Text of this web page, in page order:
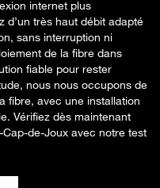
internet plus
d’un très haut débit adapté
sans interruption ni
de la fibre dans
fiable pour rester
nous nous occupons de
fibre, avec une installation
Vérifiez dès maintenant
de-Joux avec notre test